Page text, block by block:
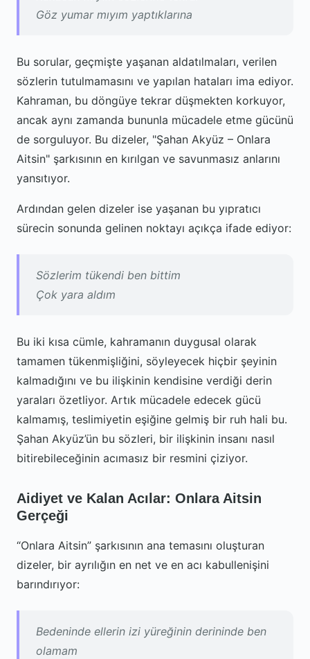
Göz yumar mıyım yaptıklarına
Bu sorular, geçmişte yaşanan aldatılmaları, verilen
sözlerin tutulmamasını ve yapılan hataları ima ediyor.
Kahraman, bu döngüye tekrar düşmekten korkuyor,
ancak aynı zamanda bununla mücadele etme gücünü
de sorguluyor. Bu dizeler, "Şahan Akyüz – Onlara
Aitsin" şarkısının en kırılgan ve savunmasız anlarını
yansıtıyor.
Ardından gelen dizeler ise yaşanan bu yıpratıcı
sürecin sonunda gelinen noktayı açıkça ifade ediyor:
Sözlerim tükendi ben bittim
Çok yara aldım
Bu iki kısa cümle, kahramanın duygusal olarak
tamamen tükenmişliğini, söyleyecek hiçbir şeyinin
kalmadığını ve bu ilişkinin kendisine verdiği derin
yaraları özetliyor. Artık mücadele edecek gücü
kalmamış, teslimiyetin eşiğine gelmiş bir ruh hali bu.
Şahan Akyüz’ün bu sözleri, bir ilişkinin insanı nasıl
bitirebileceğinin acımasız bir resmini çiziyor.
Aidiyet ve Kalan Acılar: Onlara Aitsin
Gerçeği
“Onlara Aitsin” şarkısının ana temasını oluşturan
dizeler, bir ayrılığın en net ve en acı kabullenişini
barındırıyor:
Bedeninde ellerin izi yüreğinin derininde ben
olamam